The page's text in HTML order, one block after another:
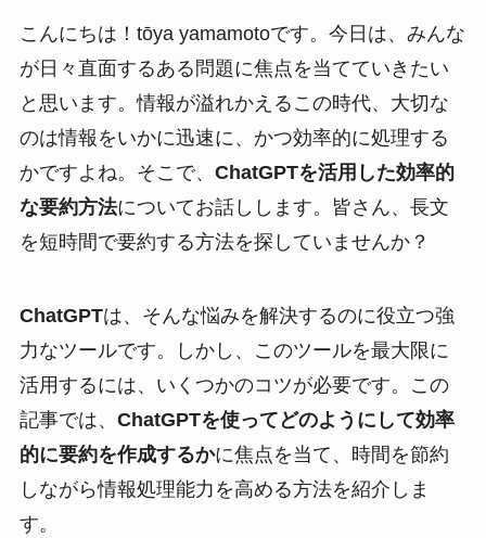
こんにちは！tōya yamamotoです。今日は、みんな
が日々直面するある問題に焦点を当てていきたい
と思います。情報が溢れかえるこの時代、大切な
のは情報をいかに迅速に、かつ効率的に処理する
かですよね。そこで、 ChatGPTを活用した効率的
な要約方法についてお話しします。皆さん、長文
を短時間で要約する方法を探していませんか？
ChatGPTは、そんな悩みを解決するのに役立つ強
力なツールです。しかし、このツールを最大限に
活用するには、いくつかのコツが必要です。この
記事では、 ChatGPTを使ってどのようにして効率
的に要約を作成するかに焦点を当て、時間を節約
しながら情報処理能力を高める方法を紹介しま
す。